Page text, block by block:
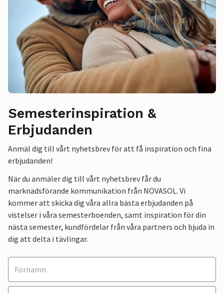
Semesterinspiration &
Erbjudanden
Anmäl dig till vårt nyhetsbrev för att få inspiration och fina
erbjudanden!
När du anmäler dig till vårt nyhetsbrev får du
marknadsförande kommunikation från NOVASOL. Vi
kommer att skicka dig våra allra bästa erbjudanden på
vistelser i våra semesterboenden, samt inspiration för din
nästa semester, kundfördelar från våra partners och bjuda in
dig att delta i tävlingar.